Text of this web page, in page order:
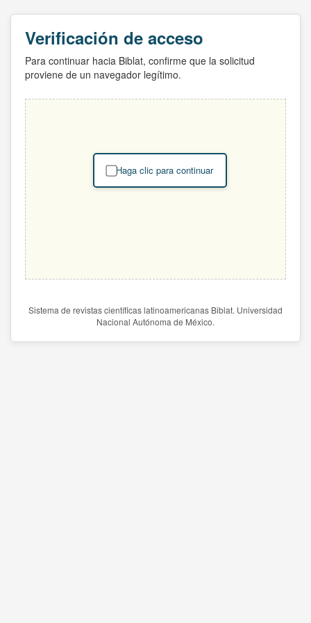
Verificación de acceso
Para continuar hacia Biblat, confirme que la solicitud
proviene de un navegador legítimo.
Haga clic para continuar
Sistema de revistas científicas latinoamericanas Biblat. Universidad
Nacional Autónoma de México.